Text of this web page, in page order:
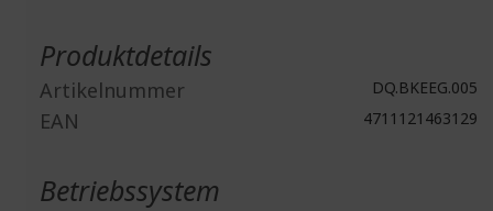
Produktdetails
Artikelnummer DQ.BKEEG.005
EAN 4711121463129
Betriebssystem